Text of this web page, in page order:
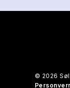
© 2026